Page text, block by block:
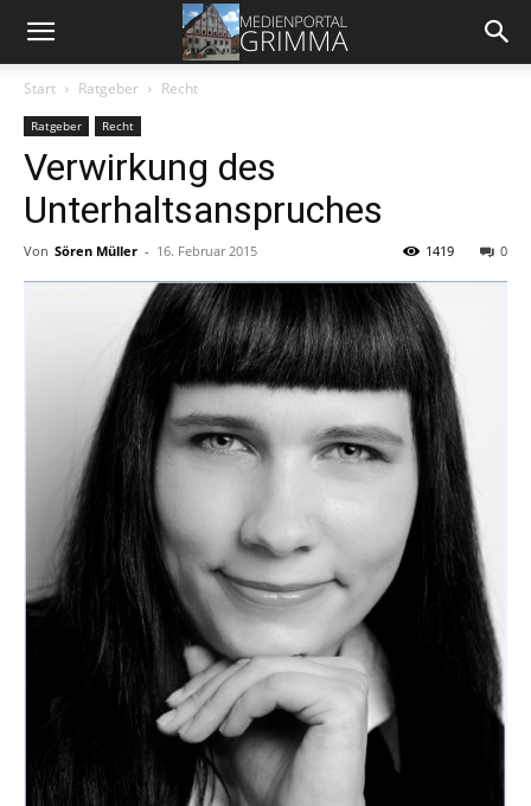
Start Ratgeber Recht
Ratgeber Recht
Verwirkung des
Unterhaltsanspruches
Von Sören Müller - 16. Februar 2015 0
1419